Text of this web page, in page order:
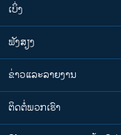
ເບິ່ງ
ຟັງສຽງ
ຂ່າວແລະລາຍງານ
ຕິດຕໍ່ພວກເຮົາ